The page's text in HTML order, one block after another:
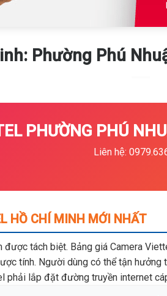
Phường Phú
PHƯỜNG PHÚ
Liên hệ:
HỒ CHÍ MINH MỚI NHẤT
được tách biệt. Bảng giá Camera
tính. Người dùng có thể tận
phải lắp đặt đường truyền internet